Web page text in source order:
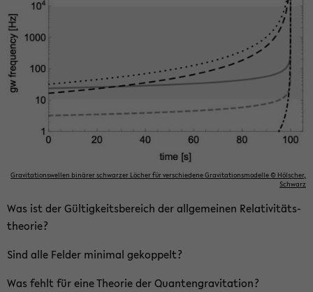
Gra­vi­ta­ti­ons­wel­len bi­nä­rer schwar­zer Lö­cher für ver­schie­de­ne Gra­vi­ta­ti­ons­mo­del­le © Höl­scher,
Schwarz
Was ist der Gül­tig­keits­be­reich der all­ge­mei­nen Re­la­ti­vi­täts­
theo­rie?
Sind alle Fel­der mi­ni­mal ge­kop­pelt?
Was fehlt für eine Theo­rie der Quan­ten­gra­vi­ta­ti­on?